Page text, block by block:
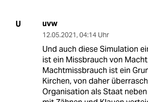
U uvw
12.05.2021, 04:14 Uhr
Und auch diese Simulation
ist ein Missbrauch von
Machtmissbrauch ist ein
Kirchen, von daher
Organisation als Staat